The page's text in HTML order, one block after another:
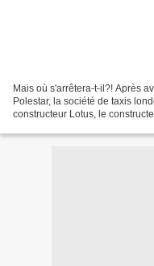
Mais où s'arrêtera-t-il?! Après
Polestar, la société de taxis
constructeur Lotus, le